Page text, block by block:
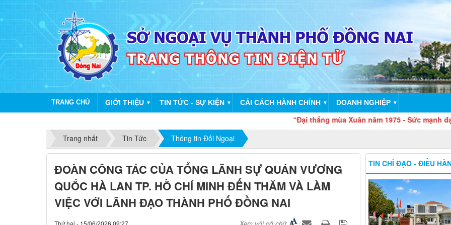
TRANG CHỦ GIỚI THIỆU ▼ TIN TỨC - SỰ KIỆN ▼ CẢI CÁCH HÀNH CHÍNH ▼ DOANH NGHIỆP ▼
“Đại thắng mùa Xuân năm 1975 - Sức mạnh đại đoàn
Trang nhất
Tin Tức Thông tin Đối Ngoại
ĐOÀN CÔNG TÁC CỦA TỔNG LÃNH SỰ QUÁN VƯƠNG
QUỐC HÀ LAN TP. HỒ CHÍ MINH ĐẾN THĂM VÀ LÀM
VIỆC VỚI LÃNH ĐẠO THÀNH PHỐ ĐỒNG NAI
Thứ hai - 15/06/2026 09:27
TIN CHỈ ĐẠO - ĐIỀU